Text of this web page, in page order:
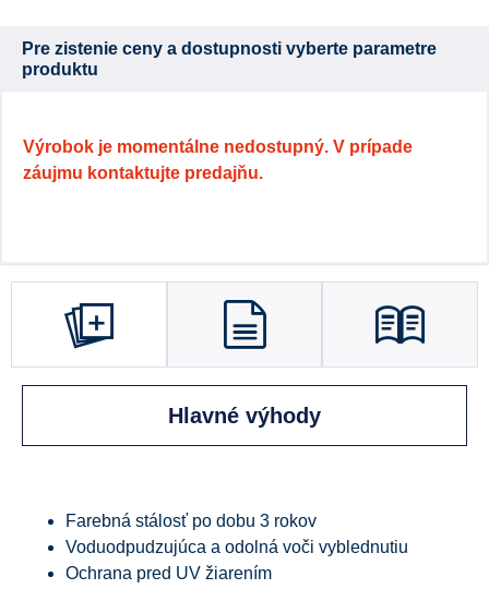
Pre zistenie ceny a dostupnosti vyberte parametre
produktu
Výrobok je momentálne nedostupný. V prípade
záujmu kontaktujte predajňu.
Hlavné výhody
Farebná stálosť po dobu 3 rokov
Voduodpudzujúca a odolná voči vyblednutiu
Ochrana pred UV žiarením